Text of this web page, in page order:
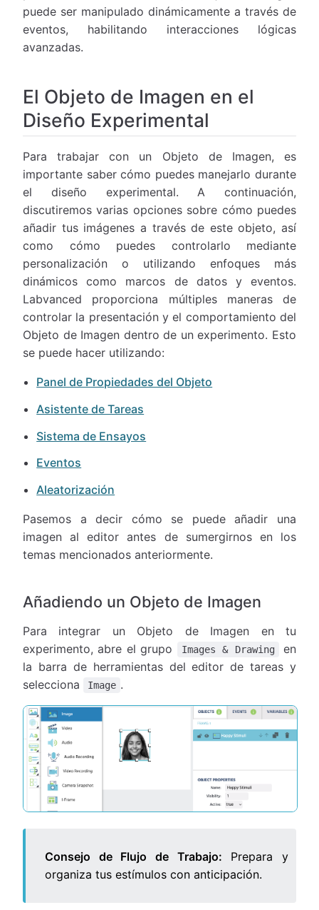
puede ser manipulado dinámicamente a través de
eventos, habilitando interacciones lógicas
avanzadas.
El Objeto de Imagen en el
Diseño Experimental
Para trabajar con un Objeto de Imagen, es
importante saber cómo puedes manejarlo durante
el diseño experimental. A continuación,
discutiremos varias opciones sobre cómo puedes
añadir tus imágenes a través de este objeto, así
como cómo puedes controlarlo mediante
personalización o utilizando enfoques más
dinámicos como marcos de datos y eventos.
Labvanced proporciona múltiples maneras de
controlar la presentación y el comportamiento del
Objeto de Imagen dentro de un experimento. Esto
se puede hacer utilizando:
Panel de Propiedades del Objeto
Asistente de Tareas
Sistema de Ensayos
Eventos
Aleatorización
Pasemos a decir cómo se puede añadir una
imagen al editor antes de sumergirnos en los
temas mencionados anteriormente.
Añadiendo un Objeto de Imagen
Para integrar un Objeto de Imagen en tu
experimento, abre el grupo
Images & Drawing
en
la barra de herramientas del editor de tareas y
selecciona
Image .
Consejo de Flujo de Trabajo: Prepara y
organiza tus estímulos con anticipación.